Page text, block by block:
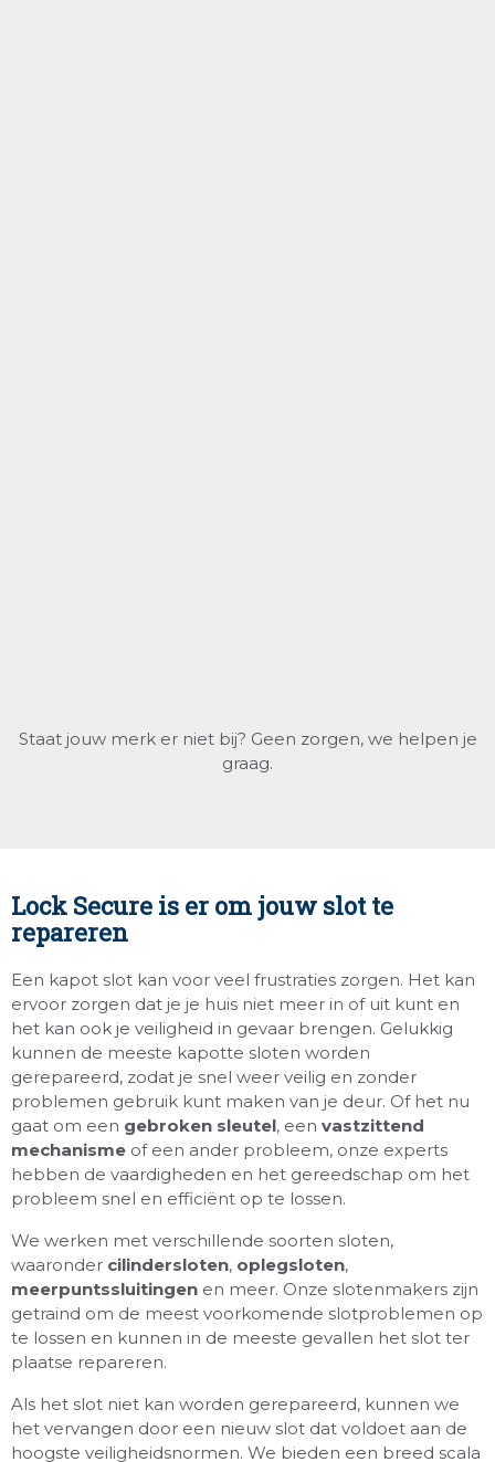
Staat jouw merk er niet bij? Geen zorgen, we helpen je
graag.
Lock Secure is er om jouw slot te
repareren
Een kapot slot kan voor veel frustraties zorgen. Het kan
ervoor zorgen dat je je huis niet meer in of uit kunt en
het kan ook je veiligheid in gevaar brengen. Gelukkig
kunnen de meeste kapotte sloten worden
gerepareerd, zodat je snel weer veilig en zonder
problemen gebruik kunt maken van je deur. Of het nu
gaat om een gebroken sleutel, een vastzittend
mechanisme of een ander probleem, onze experts
hebben de vaardigheden en het gereedschap om het
probleem snel en efficiënt op te lossen.
We werken met verschillende soorten sloten,
waaronder cilindersloten, oplegsloten,
meerpuntssluitingen en meer. Onze slotenmakers zijn
getraind om de meest voorkomende slotproblemen op
te lossen en kunnen in de meeste gevallen het slot ter
plaatse repareren.
Als het slot niet kan worden gerepareerd, kunnen we
het vervangen door een nieuw slot dat voldoet aan de
hoogste veiligheidsnormen. We bieden een breed scala